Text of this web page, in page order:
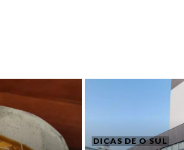
DICAS DE O SUL